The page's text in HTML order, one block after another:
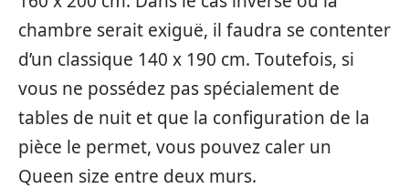
chambre serait exiguë, il faudra se contenter
d’un classique 140 x 190 cm. Toutefois, si
vous ne possédez pas spécialement de
tables de nuit et que la configuration de la
pièce le permet, vous pouvez caler un
Queen size entre deux murs.